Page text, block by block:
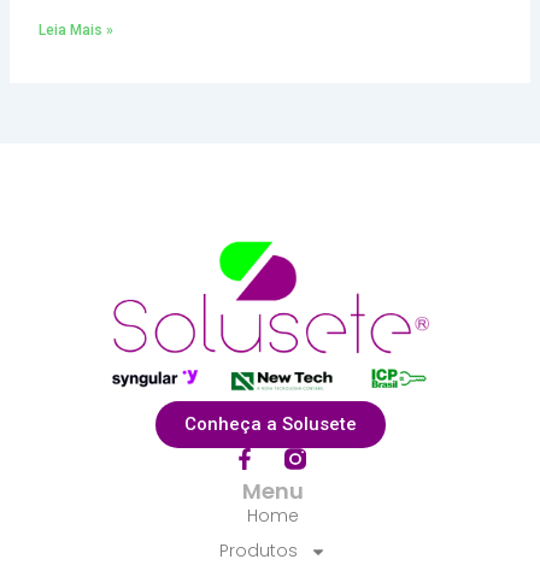
Leia Mais »
Conheça a Solusete
F
a
c
e
b
Menu
Home
Produtos